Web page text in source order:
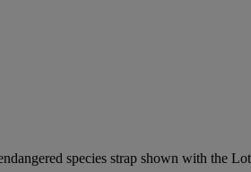
species strap shown with the